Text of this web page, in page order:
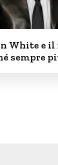
White e
sempre